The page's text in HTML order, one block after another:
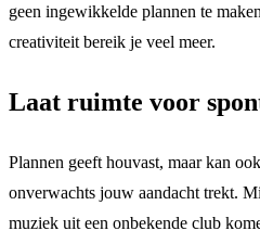
geen ingewikkelde plannen te
creativiteit bereik je veel meer.
Laat ruimte voor
Plannen geeft houvast, maar kan
onverwachts jouw aandacht trekt.
muziek uit een onbekende club